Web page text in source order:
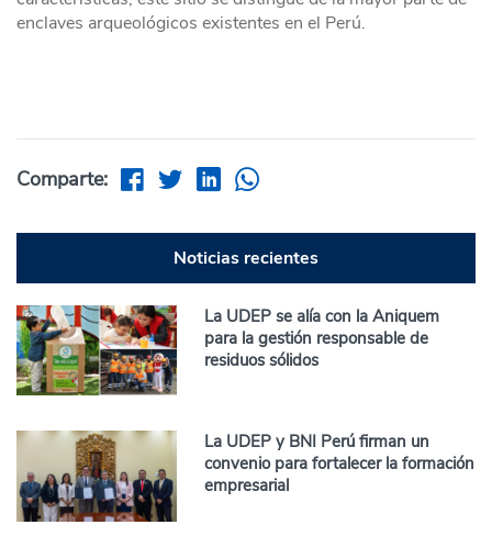
enclaves arqueológicos existentes en el Perú.
Comparte:
Noticias recientes
La UDEP se alía con la Aniquem
para la gestión responsable de
residuos sólidos
La UDEP y BNI Perú firman un
convenio para fortalecer la formación
empresarial